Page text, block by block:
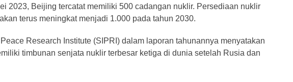
2023, Beijing tercatat memiliki 500 cadangan nuklir. Persediaan nuklir
terus meningkat menjadi 1.000 pada tahun 2030.
Research Institute (SIPRI) dalam laporan tahunannya menyatakan
timbunan senjata nuklir terbesar ketiga di dunia setelah Rusia dan